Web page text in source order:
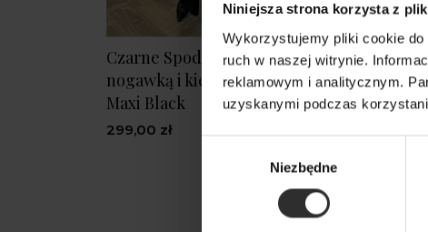
Niniejsza strona korzysta z
Wykorzystujemy pliki cookie
ruch w naszej witrynie.
reklamowym i analitycznym.
uzyskanymi podczas
Niezbędne
Czarne Spodnie z szeroką
nogawką i kieszeniami Karol
Maxi Black
299,00 zł
Spodnie
299,00 zł